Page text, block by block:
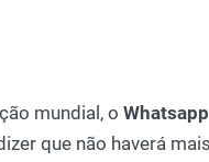
mundial, o Whatsapp
que não haverá